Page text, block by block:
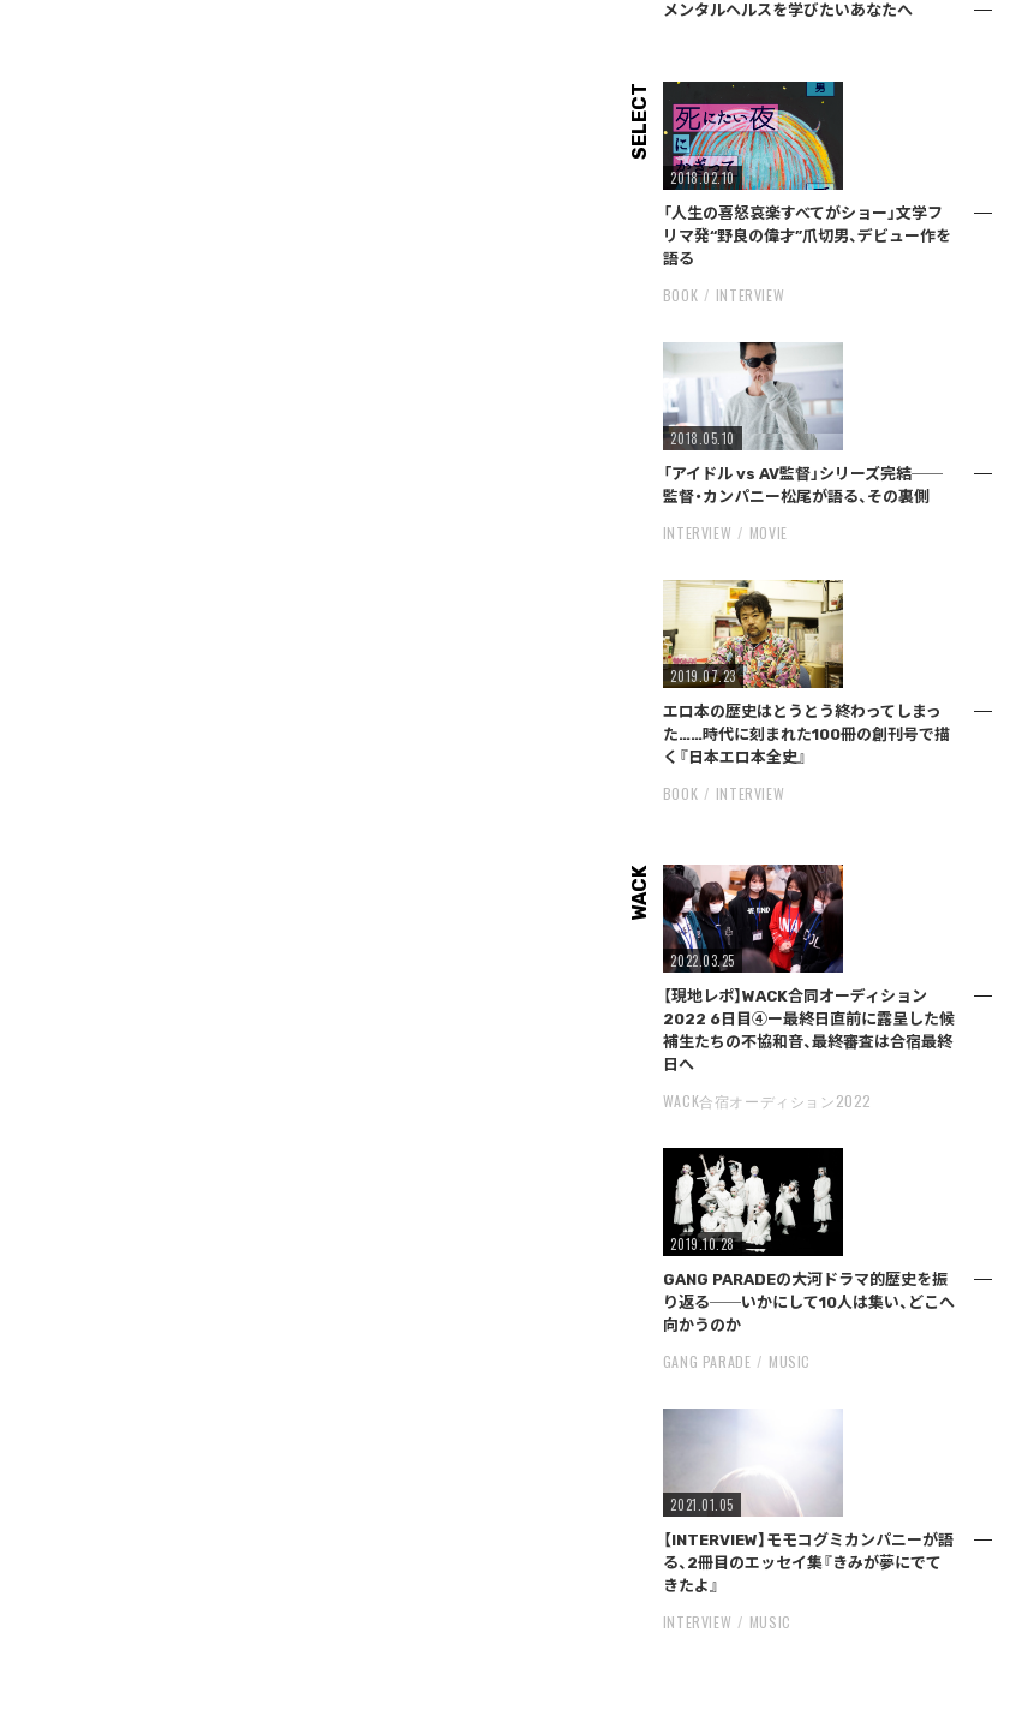
メンタルヘルスを学びたいあなたへ
SELECT
2018.02.10
「人生の喜怒哀楽すべてがショー」文学フ
リマ発“野良の偉才”爪切男、デビュー作を
語る
BOOK INTERVIEW
2018.05.10
「アイドル vs AV監督」シリーズ完結──
監督・カンパニー松尾が語る、その裏側
INTERVIEW MOVIE
2019.07.23
エロ本の歴史はとうとう終わってしまっ
た……時代に刻まれた100冊の創刊号で描
く『日本エロ本全史』
BOOK INTERVIEW
WACK
2022.03.25
【現地レポ】WACK合同オーディション
2022 6日目④ー最終日直前に露呈した候
補生たちの不協和音、最終審査は合宿最終
日へ
WACK合宿オーディション2022
2019.10.28
GANG PARADEの大河ドラマ的歴史を振
り返る──いかにして10人は集い、どこへ
向かうのか
GANG PARADE MUSIC
2021.01.05
【INTERVIEW】モモコグミカンパニーが語
る、2冊目のエッセイ集『きみが夢にでて
きたよ』
INTERVIEW MUSIC